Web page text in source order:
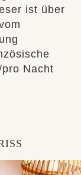
ist über
Nacht